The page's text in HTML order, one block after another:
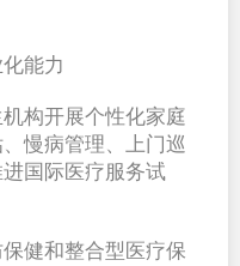
能力
构开展个性化家庭
慢病管理、上门巡
国际医疗服务试
健和整合型医疗保